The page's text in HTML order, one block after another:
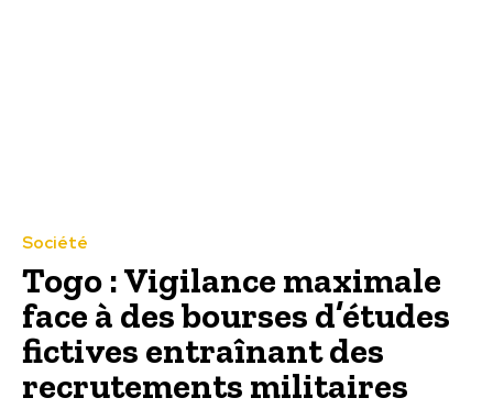
Société
Togo : Vigilance maximale
face à des bourses d’études
fictives entraînant des
recrutements militaires